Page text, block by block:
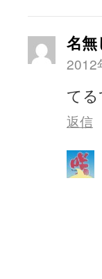
名無
2012
てる
返信